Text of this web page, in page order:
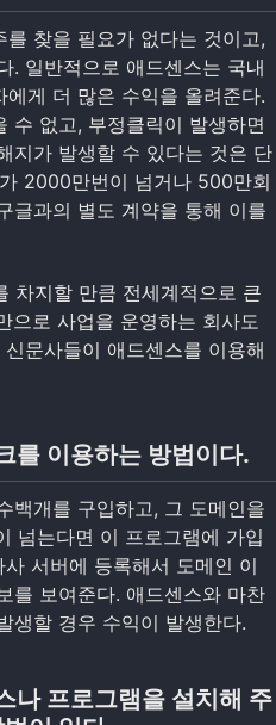
찾을 필요가 없다는 것이고,
. 일반적으로 애드센스는 국내
게 더 많은 수익을 올려준다.
수 없고, 부정클릭이 발생하면
지가 발생할 수 있다는 것은 단
2000만번이 넘거나 500만회
글과의 별도 계약을 통해 이를
차지할 만큼 전세계적으로 큰
으로 사업을 운영하는 회사도
문사들이 애드센스를 이용해
를 이용하는 방법이다.
백개를 구입하고, 그 도메인을
넘는다면 이 프로그램에 가입
서버에 등록해서 도메인 이
를 보여준다. 애드센스와 마찬
생할 경우 수익이 발생한다.
나 프로그램을 설치해 주